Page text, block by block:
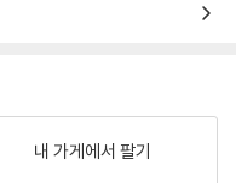
내 가게에서 팔기